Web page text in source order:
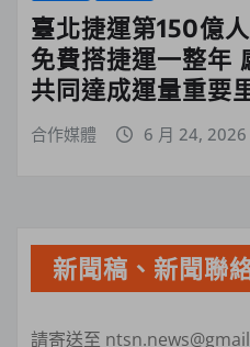
臺北捷運第150億
免費搭捷運一整年
共同達成運量重要
合作媒體 6 月 24, 2026
新聞稿、新聞聯
請寄送至